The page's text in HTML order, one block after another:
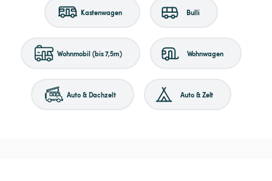
Kastenwagen Bulli
Wohnmobil (bis 7,5m) Wohnwagen
Auto & Dachzelt Auto & Zelt